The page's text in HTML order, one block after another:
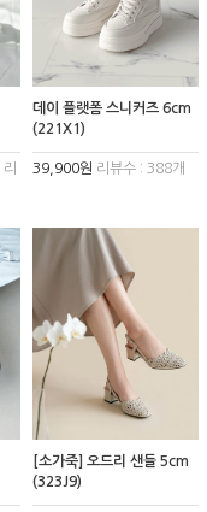
리
데이 플랫폼 스니커즈 6cm
(221X1)
39,900원 리뷰수 : 388개
[소가죽] 오드리 샌들 5cm
(323J9)